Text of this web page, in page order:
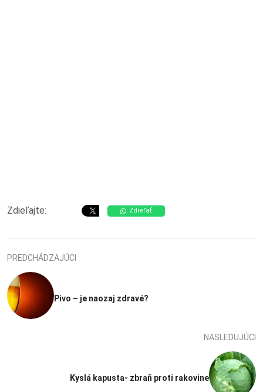
Zdieľajte: Zdieľať
PREDCHÁDZAJÚCI
Pivo – je naozaj zdravé?
NASLEDUJÚCI
Kyslá kapusta- zbraň proti rakovine